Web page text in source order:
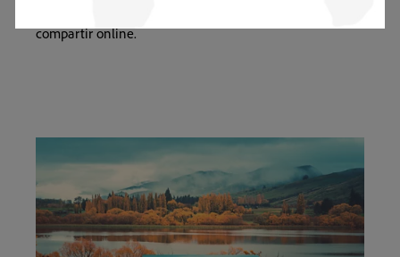
compartir online.